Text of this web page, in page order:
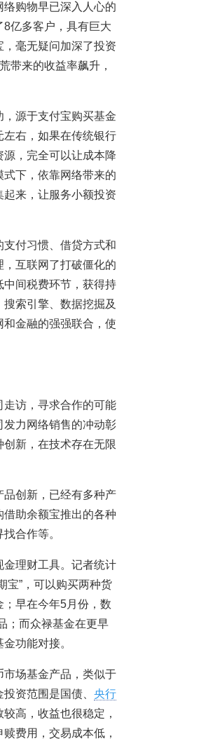
购物早已深入人心的
亿多客户，具有巨大
毫无疑问加深了投资
带来的收益率飙升，
源于支付宝购买基金
右，如果在传统银行
，完全可以让成本降
下，依靠网络带来的
来，让服务小额投资
付习惯、借贷方式和
互联网了打破僵化的
间税费环节，获得持
索引擎、数据挖掘及
金融的强强联合，使
访，寻求合作的可能
力网络销售的冲动彰
新，在技术存在无限
品创新，已经有多种产
助余额宝推出的各种
合作等。
理财工具。记者统计
宝”，可以购买两种货
早在今年5月份，数
；而众禄基金在更早
功能对接。
场基金产品，类似于
资范围是国债、 央行
高，收益也很稳定，
费用，交易成本低，